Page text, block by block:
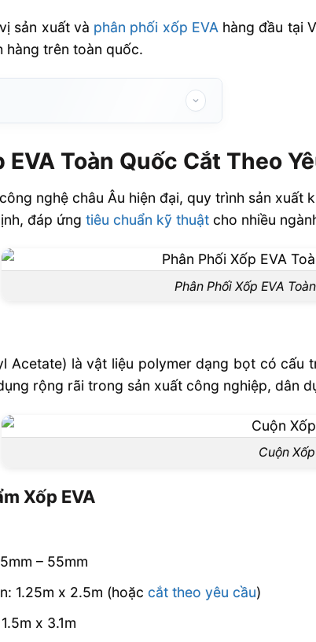
sản xuất và phân phối xốp EVA hàng đầu tại
hàng trên toàn quốc.
Xốp EVA
– Cắt Theo Yêu Cầu
Của Xốp EVA
phối toàn quốc
cho đối tác & đại lý
EVA Toàn Quốc Cắt Theo
nghệ châu Âu hiện đại, quy trình sản
đáp ứngtiêu chuẩn kỹ thuật cho nhiều
Phân Phối Xốp EVA
Acetate) là vật liệu polymer dạng bọt có
rộng rãi trong sản xuất công nghiệp, dân
Cuộn
Xốp EVA
– 55mm
1.25m x 2.5m (hoặccắt theo yêu cầu)
x 3.1m